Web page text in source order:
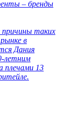
– бренды
причины таких
в
Дания
летним
плечами 13